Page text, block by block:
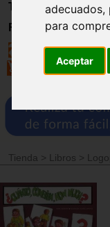
adecuados,
para
Aceptar
Trabajo
Registro
Tienda > Libros >